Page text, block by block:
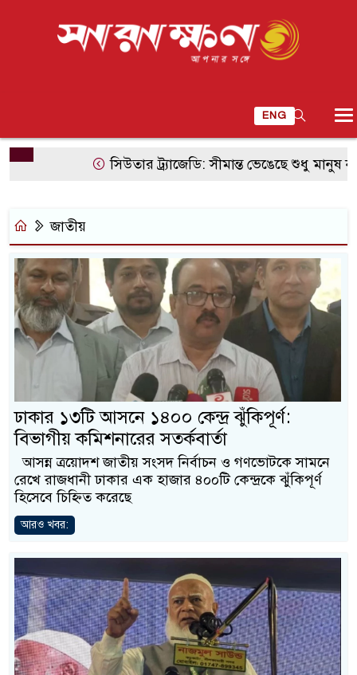
ENG
সিউতার ট্র্যাজেডি: সীমান্ত ভেঙেছে শুধু মানুষ নয়,
জাতীয়
ঢাকার ১৩টি আসনে ১৪০০ কেন্দ্র ঝুঁকিপূর্ণ:
বিভাগীয় কমিশনারের সতর্কবার্তা
আসন্ন ত্রয়োদশ জাতীয় সংসদ নির্বাচন ও গণভোটকে সামনে
রেখে রাজধানী ঢাকার এক হাজার ৪০০টি কেন্দ্রকে ঝুঁকিপূর্ণ
হিসেবে চিহ্নিত করেছে
আরও খবর: